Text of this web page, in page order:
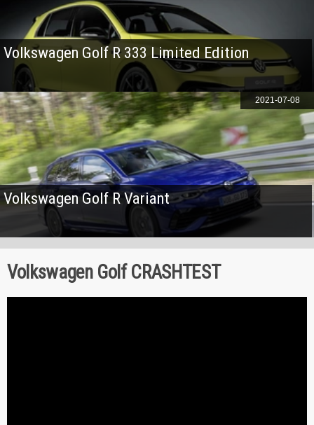
Volkswagen Golf R 333 Limited Edition
Volkswagen Golf R Variant
2021-07-08
Volkswagen Golf CRASHTEST